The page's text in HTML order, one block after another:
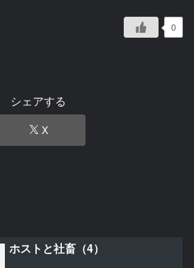
0
シェアする
X
ホストと社畜（4）